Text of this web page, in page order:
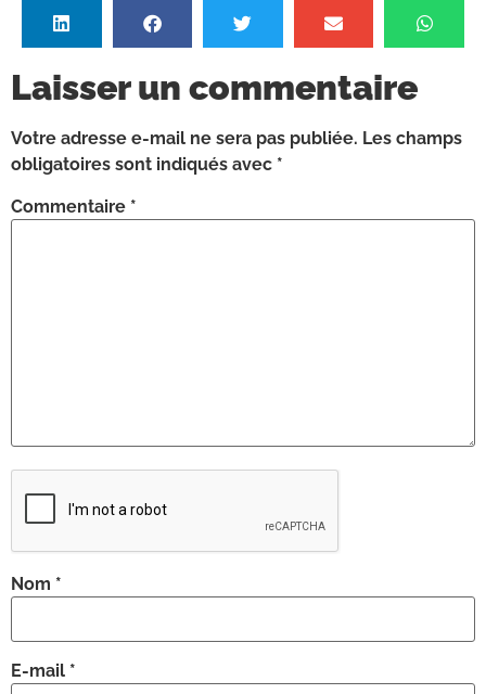
Laisser un commentaire
Votre adresse e-mail ne sera pas publiée. Les champs
obligatoires sont indiqués avec *
Commentaire *
Nom *
E-mail *